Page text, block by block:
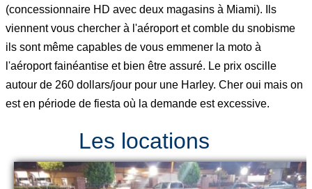
(concessionnaire HD avec deux magasins à Miami). Ils
viennent vous chercher à l'aéroport et comble du snobisme
ils sont même capables de vous emmener la moto à
l'aéroport fainéantise et bien être assuré. Le prix oscille
autour de 260 dollars/jour pour une Harley. Cher oui mais on
est en période de fiesta où la demande est excessive.
Les locations